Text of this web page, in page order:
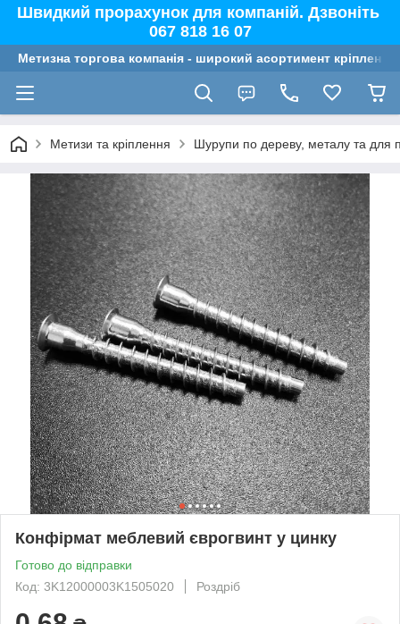
Швидкий прорахунок для компаній. Дзвоніть
067 818 16 07
Метизна торгова компанія - широкий асортимент
Метизи та кріплення Шурупи по дереву, металу та для
Конфірмат меблевий єврогвинт у цинку
Готово до відправки
Код: 3K12000003K1505020
Роздріб